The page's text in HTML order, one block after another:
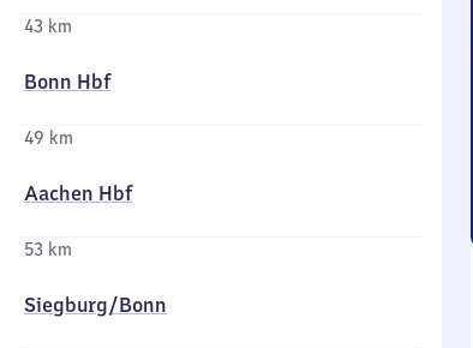
43 km
Bonn Hbf
49 km
Aachen Hbf
53 km
Siegburg/​Bonn